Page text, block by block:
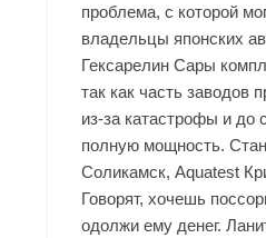
проблема, с которой
владельцы японских
Гексарелин Сары
так как часть заводов
из-за катастрофы и до
полную мощность.
Соликамск, Aquatest
Говорят, хочешь
одолжи ему денег.